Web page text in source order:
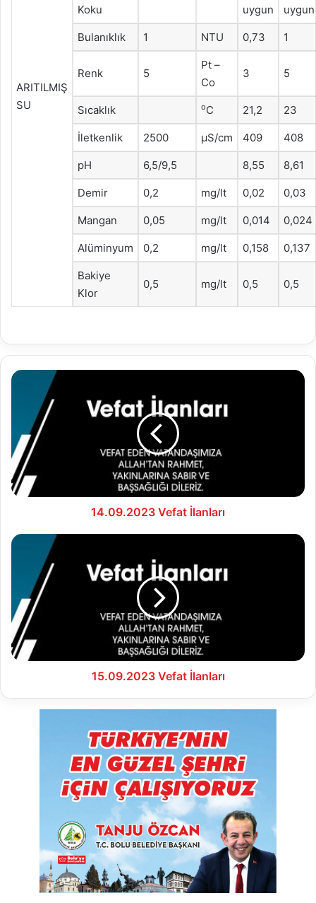
ARITILMIŞ
SU
Koku uygun uygun
Bulanıklık 1 NTU 0,73 1
Renk 5
Pt –
Co
3 5
Sıcaklık oC 21,2 23
İletkenlik 2500 μS/cm 409 408
pH 6,5/9,5 8,55 8,61
Demir 0,2 mg/lt 0,02 0,03
Mangan 0,05 mg/lt 0,014 0,024
Alüminyum 0,2 mg/lt 0,158 0,137
Bakiye
Klor
0,5 mg/lt 0,5 0,5
14.09.2023
14.09.2023 Vefat İlanları
15.09.2023
15.09.2023 Vefat İlanları